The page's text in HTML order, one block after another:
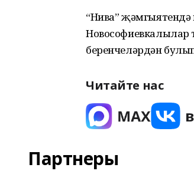
“Нива”
беренчеләрдән
Читайте нас
Партнеры